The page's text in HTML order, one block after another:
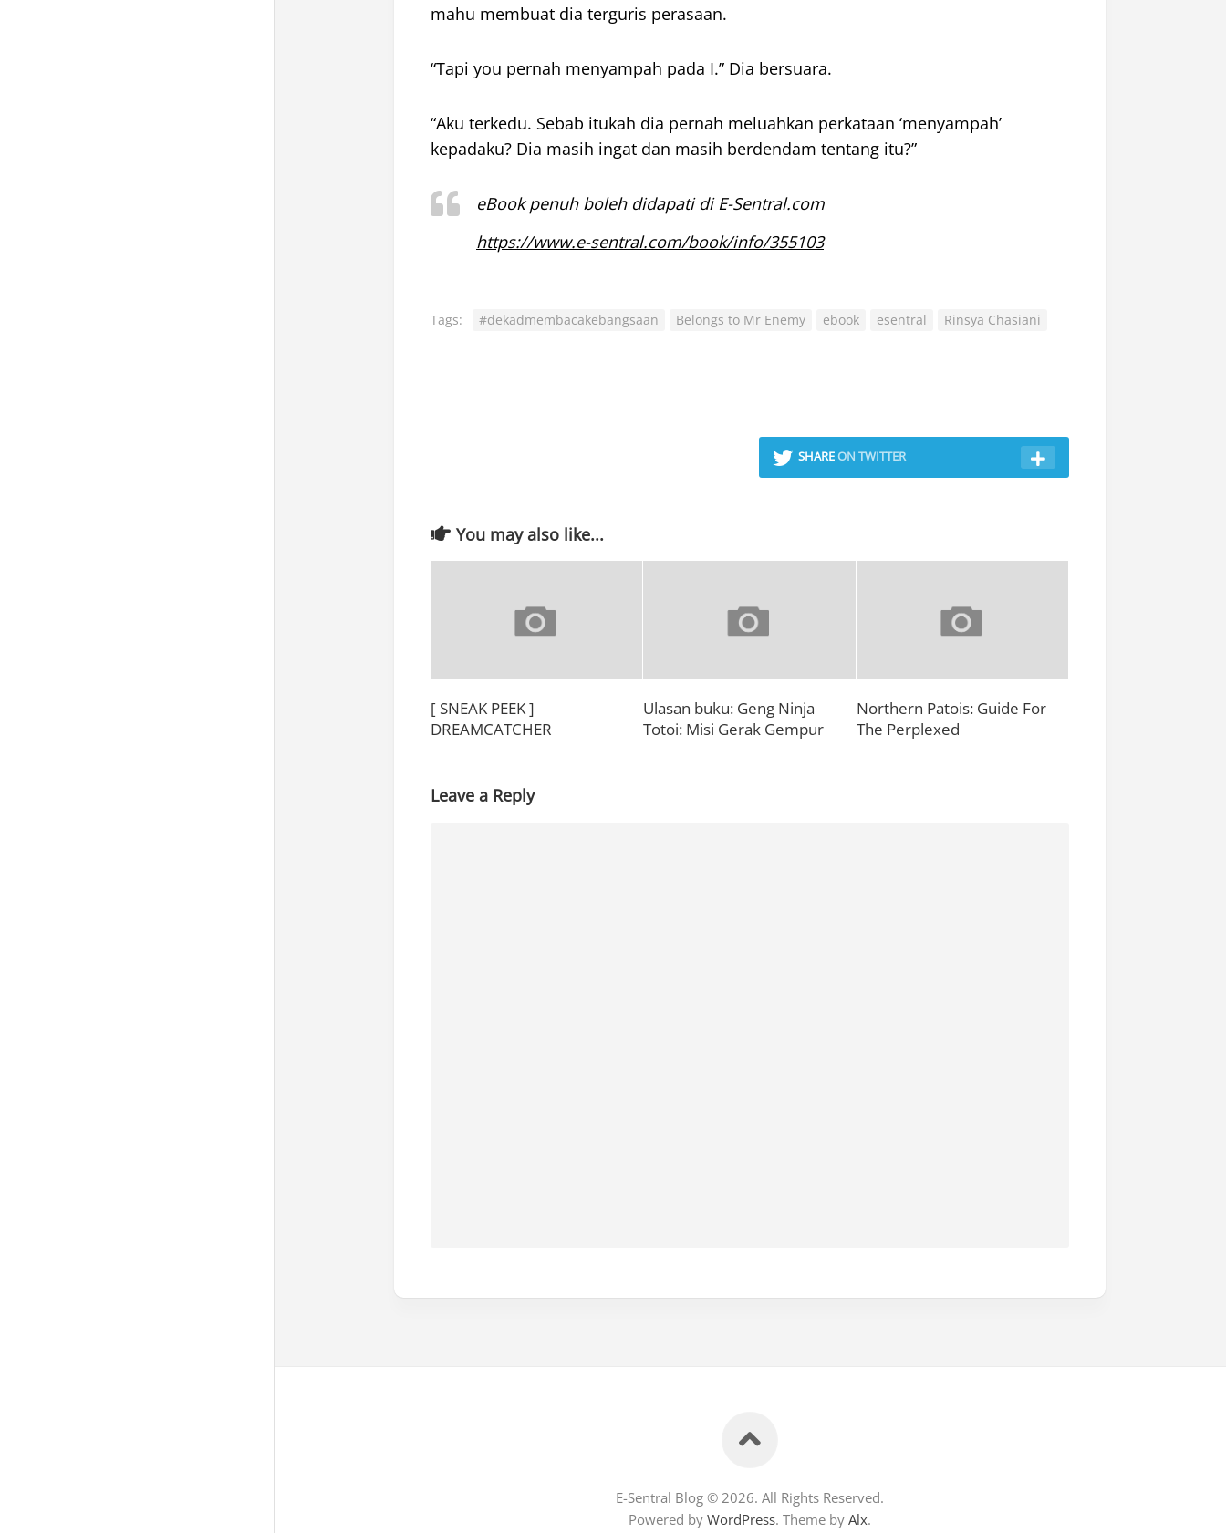
mahu membuat dia terguris perasaan.
“Tapi you pernah menyampah pada I.” Dia bersuara.
“Aku terkedu. Sebab itukah dia pernah meluahkan perkataan ‘menyampah’
kepadaku? Dia masih ingat dan masih berdendam tentang itu?”
eBook penuh boleh didapati di E-Sentral.com
https://www.e-sentral.com/book/info/355103
Tags: #dekadmembacakebangsaan Belongs to Mr Enemy ebook esentral Rinsya Chasiani
SHAREON TWITTER
You may also like...
[ SNEAK PEEK ]
DREAMCATCHER
Ulasan buku: Geng Ninja
Totoi: Misi Gerak Gempur
Northern Patois: Guide For
The Perplexed
Leave a Reply
E-Sentral Blog © 2026. All Rights Reserved.
Powered by WordPress. Theme by Alx.